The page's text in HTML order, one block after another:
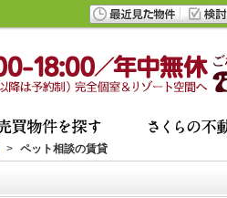
> ペット相談の賃貸